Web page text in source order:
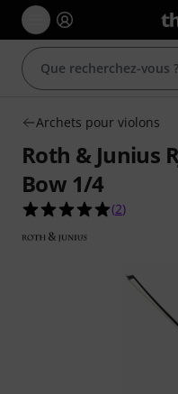
Archets pour violons
Roth & Junius
Bow 1/4
5.0 étoiles
(2)